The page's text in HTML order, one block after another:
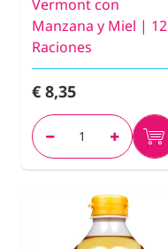
Vermont con
Manzana y Miel | 12
Raciones
€ 8,35